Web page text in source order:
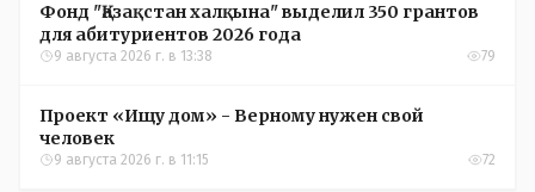
Фонд "Қазақстан халқына" выделил 350 грантов
для абитуриентов 2026 года
9 августа 2026 г. в 13:38 79
Проект «Ищу дом» - Верному нужен свой
человек
9 августа 2026 г. в 11:15 72